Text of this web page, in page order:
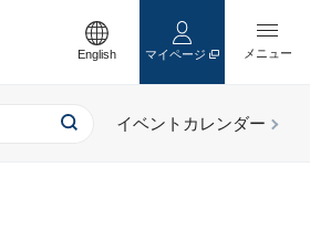
English マイページ